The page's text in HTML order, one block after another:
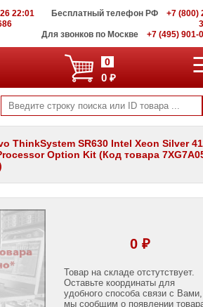
22:01 Бесплатный телефон РФ
+7 (800)
Для звонков по Москве
+7 (495) 901-
0
0 ₽
ThinkSystem SR630 Intel Xeon Silver
Option Kit (Код товара
0 ₽
Товар на складе отстутствует.
Оставьте координаты для
удобного способа связи с Вами,
мы сообщим о появлении